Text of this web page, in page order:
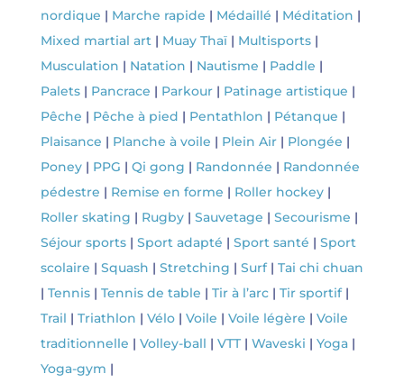
nordique | Marche rapide | Médaillé | Méditation |
Mixed martial art| Muay Thaï| Multisports|
Musculation | Natation | Nautisme | Paddle |
Palets| Pancrace | Parkour| Patinage artistique |
Pêche | Pêche à pied | Pentathlon | Pétanque |
Plaisance | Planche à voile | Plein Air| Plongée |
Poney| PPG | Qi gong | Randonnée | Randonnée
pédestre | Remise en forme | Roller hockey|
Roller skating | Rugby| Sauvetage | Secourisme |
Séjour sports| Sport adapté | Sport santé | Sport
scolaire | Squash | Stretching | Surf| Tai chi chuan
| Tennis| Tennis de table | Tir à l’arc| Tir sportif|
Trail | Triathlon | Vélo| Voile | Voile légère | Voile
traditionnelle | Volley-ball | VTT| Waveski | Yoga|
Yoga-gym |